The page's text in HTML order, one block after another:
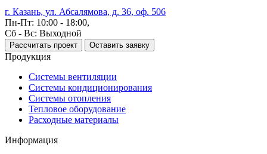
г. Казань, ул. Абсалямова, д. 36, оф. 506
Пн-Пт: 10:00 - 18:00,
Сб - Вс: Выходной
Рассчитать проект Оставить заявку
Продукция
Системы вентиляции
Системы кондиционирования
Системы отопления
Тепловое оборудование
Расходные материалы
Информация